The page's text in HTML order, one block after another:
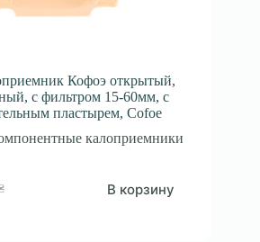
Кофоэ открытый,
с фильтром 15-60мм, с
пластырем, Cofoe
калоприемники
В корзину